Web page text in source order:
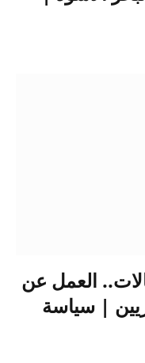
العمل عن
| سياسة